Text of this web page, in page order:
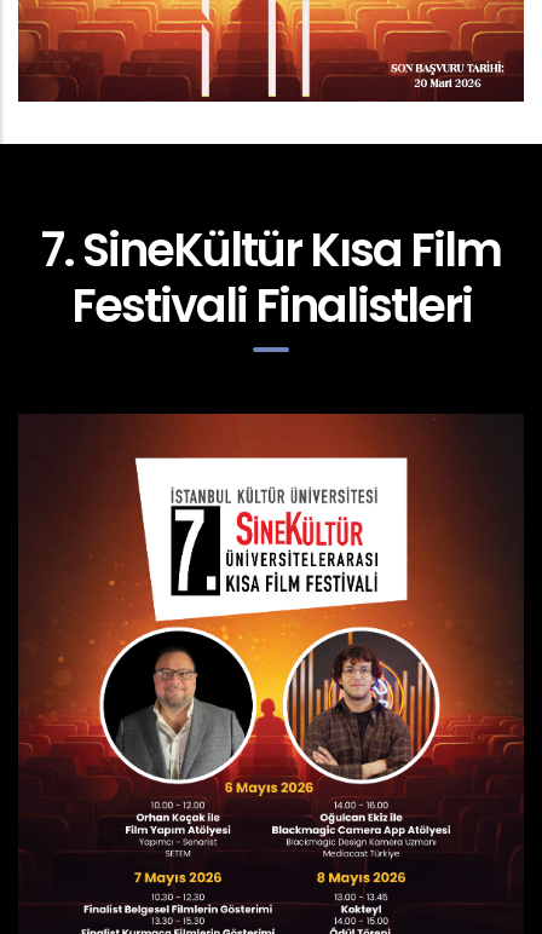
7. SineKültür Kısa Film
Festivali Finalistleri